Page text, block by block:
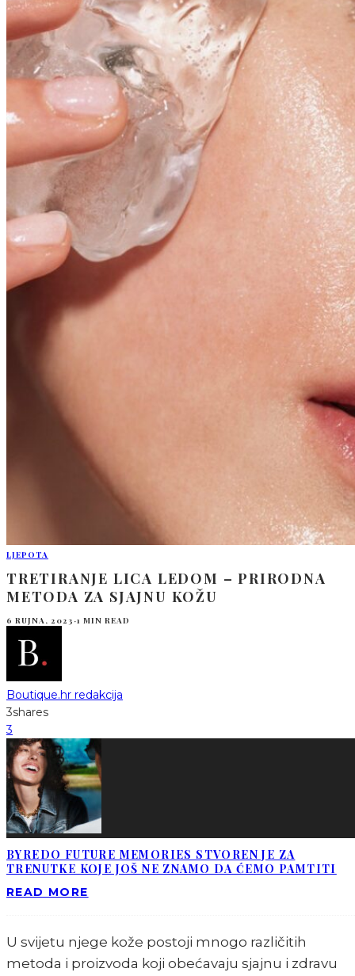
LJEPOTA
TRETIRANJE LICA LEDOM – PRIRODNA
METODA ZA SJAJNU KOŽU
6 RUJNA, 2023 ·1 MIN READ
Boutique.hr redakcija
3shares
3
BYREDO FUTURE MEMORIES STVOREN JE ZA
TRENUTKE KOJE JOŠ NE ZNAMO DA ĆEMO PAMTITI
READ MORE
U svijetu njege kože postoji mnogo različitih
metoda i proizvoda koji obećavaju sjajnu i zdravu